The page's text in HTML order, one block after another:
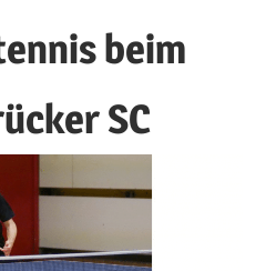
beim
SC